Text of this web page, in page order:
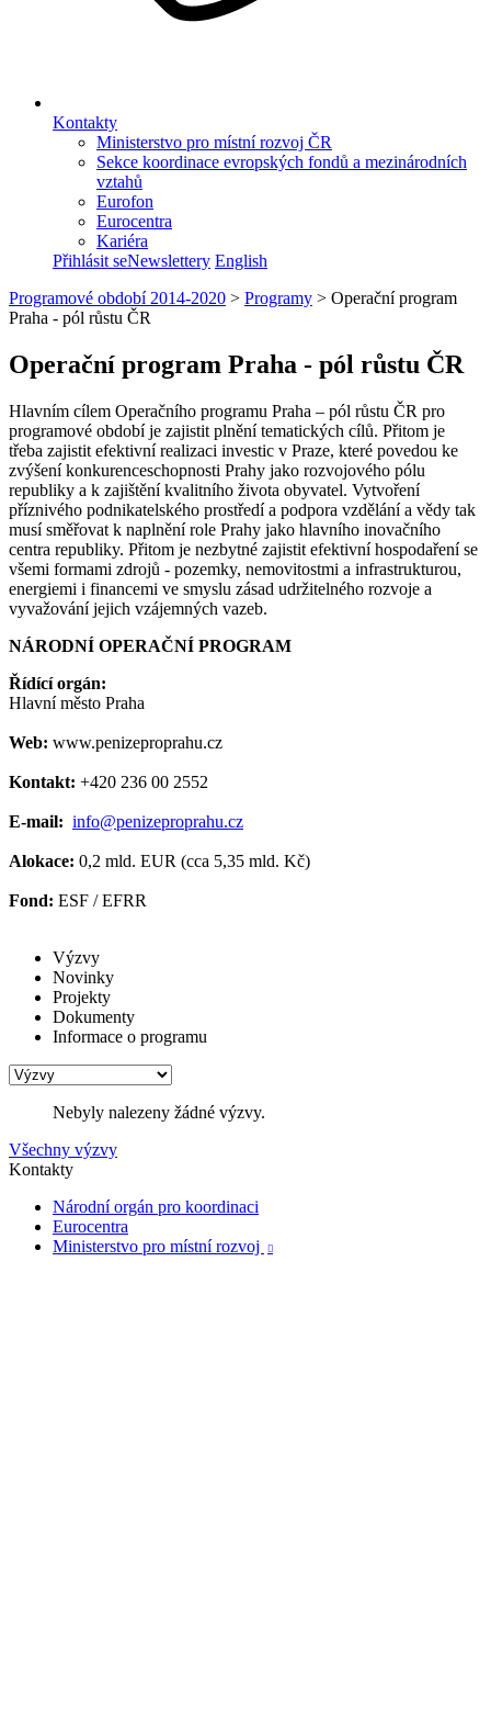
Kontakty
Ministerstvo pro místní rozvoj ČR
Sekce koordinace evropských fondů a mezinárodních
vztahů
Eurofon
Eurocentra
Kariéra
Přihlásit seNewslettery English
Programové období 2014-2020 > Programy > Operační program
Praha - pól růstu ČR
Operační program Praha - pól růstu ČR
Hlavním cílem Operačního programu Praha – pól růstu ČR pro
programové období je zajistit plnění tematických cílů. Přitom je
třeba zajistit efektivní realizaci investic v Praze, které povedou ke
zvýšení konkurenceschopnosti Prahy jako rozvojového pólu
republiky a k zajištění kvalitního života obyvatel. Vytvoření
příznivého podnikatelského prostředí a podpora vzdělání a vědy tak
musí směřovat k naplnění role Prahy jako hlavního inovačního
centra republiky. Přitom je nezbytné zajistit efektivní hospodaření se
všemi formami zdrojů - pozemky, nemovitostmi a infrastrukturou,
energiemi i financemi ve smyslu zásad udržitelného rozvoje a
vyvažování jejich vzájemných vazeb.
NÁRODNÍ OPERAČNÍ PROGRAM
Řídící orgán:
Hlavní město Praha
Web: www.penizeproprahu.cz
Kontakt: +420 236 00 2552
E-mail: info@penizeproprahu.cz
Alokace: 0,2 mld. EUR (cca 5,35 mld. Kč)
Fond: ESF / EFRR
Výzvy
Novinky
Projekty
Dokumenty
Informace o programu
Nebyly nalezeny žádné výzvy.
Všechny výzvy
Kontakty
Národní orgán pro koordinaci
Eurocentra
Ministerstvo pro místní rozvoj
